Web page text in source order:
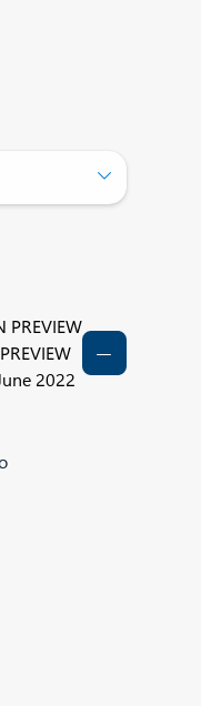
PREVIEW
PREVIEW
2022